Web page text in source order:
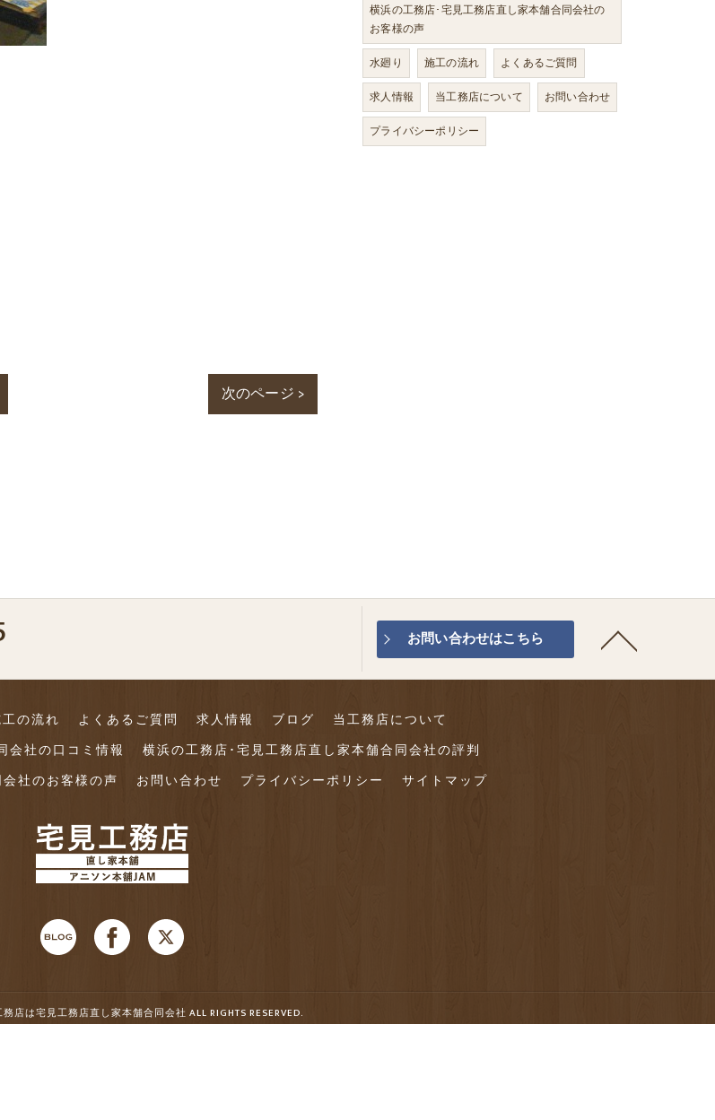
次のページ >
横浜の工務店･宅見工務店直し家本舗合同会社の
お客様の声
水廻り
施工の流れ
よくあるご質問
求人情報
当工務店について
お問い合わせ
プライバシーポリシー
お問い合わせはこちら
の流れ よくあるご質問 求人情報 ブログ
当工務店について
会社の口コミ情報
横浜の工務店･宅見工務店直し家本舗合同会社の評判
社のお客様の声
お問い合わせ プライバシーポリシー サイトマップ
店は宅見工務店直し家本舗合同会社 ALL RIGHTS RESERVED.